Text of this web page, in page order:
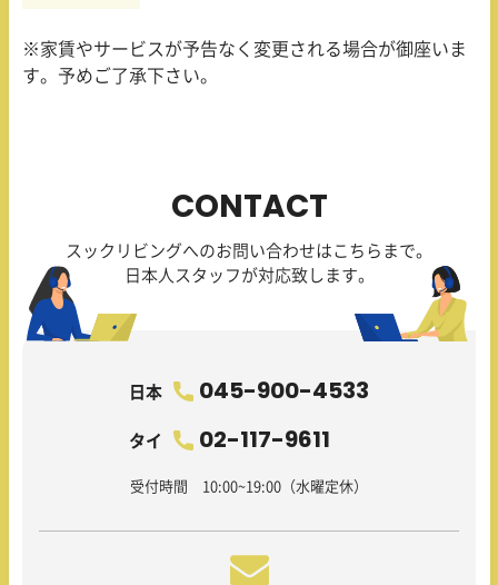
※家賃やサービスが予告なく変更される場合が御座いま
す。予めご了承下さい。
CONTACT
スックリビングへのお問い合わせはこちらまで。
日本人スタッフが対応致します。
日本 045-900-4533
タイ 02-117-9611
受付時間 10:00~19:00（水曜定休）